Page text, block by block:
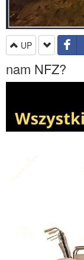
UP
nam NFZ?